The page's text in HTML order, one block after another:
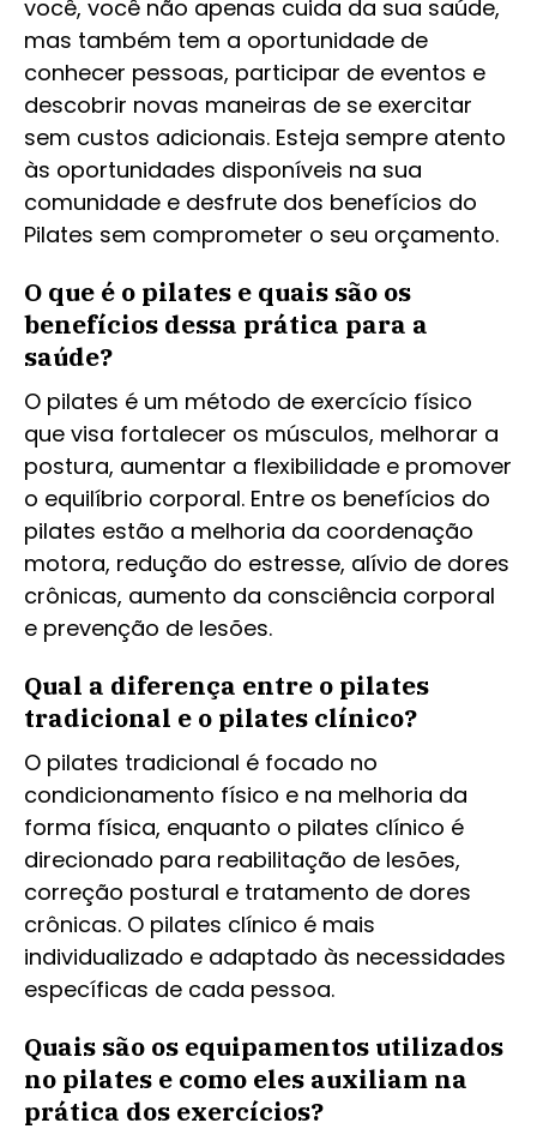
você, você não apenas cuida da sua saúde,
mas também tem a oportunidade de
conhecer pessoas, participar de eventos e
descobrir novas maneiras de se exercitar
sem custos adicionais. Esteja sempre atento
às oportunidades disponíveis na sua
comunidade e desfrute dos benefícios do
Pilates sem comprometer o seu orçamento.
O que é o pilates e quais são os
benefícios dessa prática para a
saúde?
O pilates é um método de exercício físico
que visa fortalecer os músculos, melhorar a
postura, aumentar a flexibilidade e promover
o equilíbrio corporal. Entre os benefícios do
pilates estão a melhoria da coordenação
motora, redução do estresse, alívio de dores
crônicas, aumento da consciência corporal
e prevenção de lesões.
Qual a diferença entre o pilates
tradicional e o pilates clínico?
O pilates tradicional é focado no
condicionamento físico e na melhoria da
forma física, enquanto o pilates clínico é
direcionado para reabilitação de lesões,
correção postural e tratamento de dores
crônicas. O pilates clínico é mais
individualizado e adaptado às necessidades
específicas de cada pessoa.
Quais são os equipamentos utilizados
no pilates e como eles auxiliam na
prática dos exercícios?